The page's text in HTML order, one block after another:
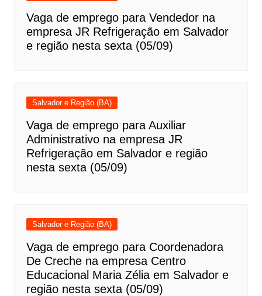
Vaga de emprego para Vendedor na
empresa JR Refrigeração em Salvador
e região nesta sexta (05/09)
Salvador e Região (BA)
Vaga de emprego para Auxiliar
Administrativo na empresa JR
Refrigeração em Salvador e região
nesta sexta (05/09)
Salvador e Região (BA)
Vaga de emprego para Coordenadora
De Creche na empresa Centro
Educacional Maria Zélia em Salvador e
região nesta sexta (05/09)